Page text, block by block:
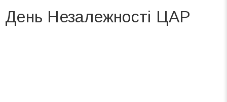
День Незалежності ЦАР